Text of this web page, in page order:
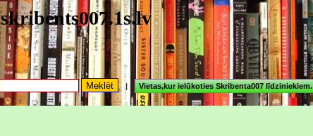
skribents007.1s.lv
| Vietas,kur ielūkoties Skribenta007 līdziniekiem.